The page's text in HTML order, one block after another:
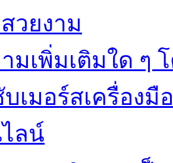
วยงาม
มเพิ่มเติมใด ๆ
เมอร์สเครื่อง
ลน์